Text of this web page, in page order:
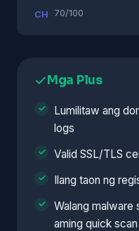
CH 70/100
Mga Plus
Lumilitaw ang
logs
Valid SSL/TLS
Ilang taon ng
Walang malware
aming quick scan